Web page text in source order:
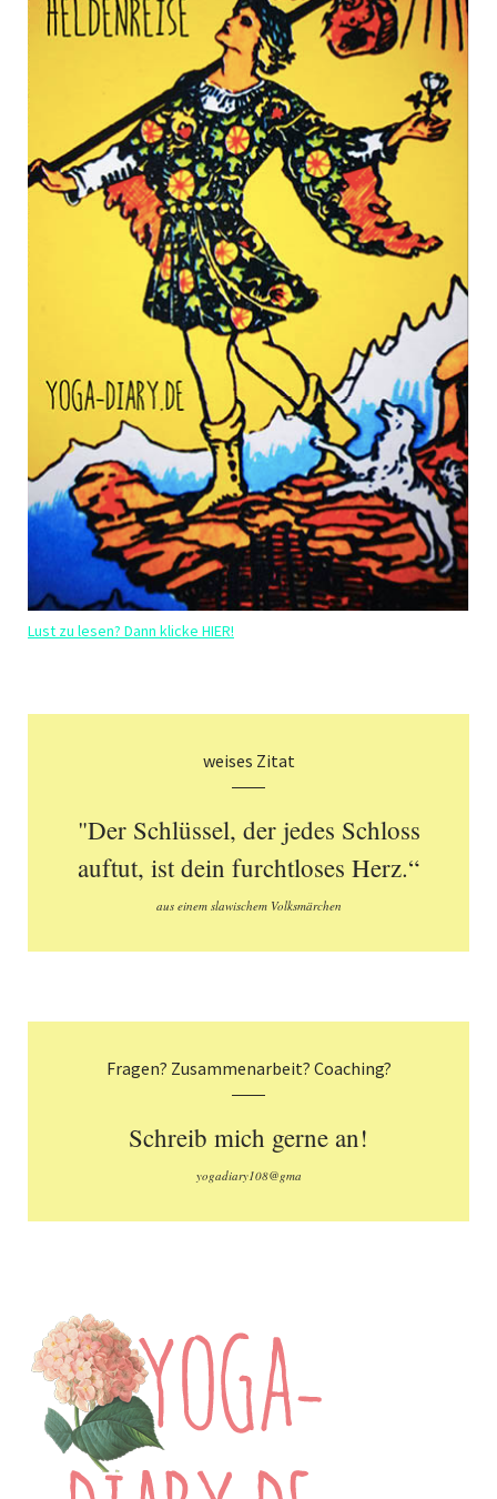
Lust zu lesen? Dann klicke HIER!
weises Zitat
"Der Schlüssel, der jedes Schloss
auftut, ist dein furchtloses Herz.“
aus einem slawischem Volksmärchen
Fragen? Zusammenarbeit? Coaching?
Schreib mich gerne an!
yogadiary108@gma